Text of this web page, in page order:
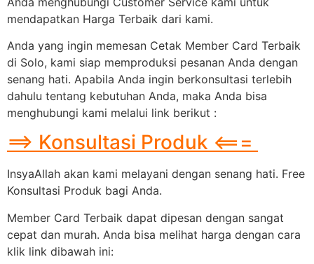
mendapatkan Harga Terbaik dari kami.
Anda yang ingin memesan Cetak Member Card Terbaik
di Solo, kami siap memproduksi pesanan Anda dengan
senang hati. Apabila Anda ingin berkonsultasi terlebih
dahulu tentang kebutuhan Anda, maka Anda bisa
menghubungi kami melalui link berikut :
==> Konsultasi Produk <===
InsyaAllah akan kami melayani dengan senang hati. Free
Konsultasi Produk bagi Anda.
Member Card Terbaik dapat dipesan dengan sangat
cepat dan murah. Anda bisa melihat harga dengan cara
klik link dibawah ini: